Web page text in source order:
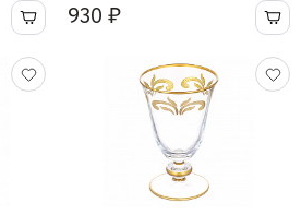
930 ₽